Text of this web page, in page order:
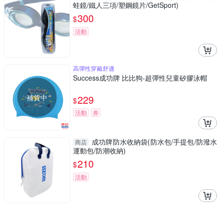
蛙鏡/鐵人三項/塑鋼鏡片/GetSport)
$300
活動
補貨中
高彈性穿戴舒適
Success成功牌 比比狗-超彈性兒童矽膠泳帽
$229
活動 券
商店
成功牌防水收納袋(防水包/手提包/防潑水
運動包/防潮收納)
$210
活動